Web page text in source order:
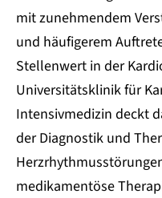
mit zunehmendem
und häufigerem
Stellenwert in der
Universitätsklinik für
Intensivmedizin deckt
der Diagnostik und
medikamentöse